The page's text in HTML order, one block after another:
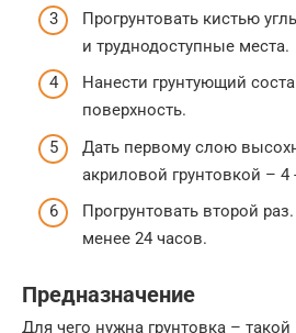
Прогрунтовать кистью
и труднодоступные места.
Нанести грунтующий
поверхность.
Дать первому слою
акриловой грунтовкой – 4
Прогрунтовать второй
менее 24 часов.
Предназначение
Для чего нужна грунтовка –